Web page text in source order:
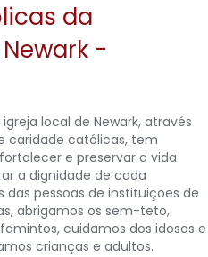
da
-
igreja local de Newark, através
caridade católicas, tem
e preservar a vida
a dignidade de cada
das pessoas de instituições de
abrigamos os sem-teto,
cuidamos dos idosos e
crianças e adultos.